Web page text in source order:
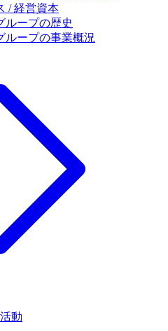
/ 経営資本
ループの歴史
ループの事業概況
動